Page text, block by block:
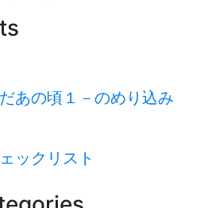
あの頃１－のめり込み
ックリスト